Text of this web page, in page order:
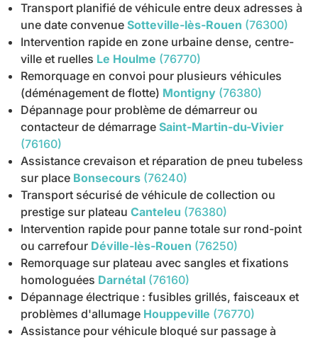
Transport planifié de véhicule entre deux adresses à
une date convenue Sotteville-lès-Rouen (76300)
Intervention rapide en zone urbaine dense, centre-
ville et ruelles Le Houlme (76770)
Remorquage en convoi pour plusieurs véhicules
(déménagement de flotte) Montigny (76380)
Dépannage pour problème de démarreur ou
contacteur de démarrage Saint-Martin-du-Vivier
(76160)
Assistance crevaison et réparation de pneu tubeless
sur place Bonsecours (76240)
Transport sécurisé de véhicule de collection ou
prestige sur plateau Canteleu (76380)
Intervention rapide pour panne totale sur rond-point
ou carrefour Déville-lès-Rouen (76250)
Remorquage sur plateau avec sangles et fixations
homologuées Darnétal (76160)
Dépannage électrique : fusibles grillés, faisceaux et
problèmes d'allumage Houppeville (76770)
Assistance pour véhicule bloqué sur passage à